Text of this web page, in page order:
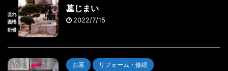
墓じまい
2022/7/15
お墓 リフォーム・修繕